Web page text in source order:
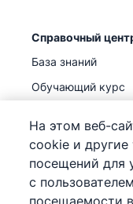
Справочный
База знаний
Обучающий курс
На этом веб-
cookie и другие
посещений для
с
посещаемости